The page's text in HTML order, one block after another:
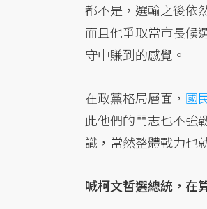
都不是，選輸之後依
而且他爭取當市長候
守中賺到的感覺。
在政黨格局層面， 國
此他們的鬥志也不強
識，當然整體戰力也
喊柯文哲選總統，在